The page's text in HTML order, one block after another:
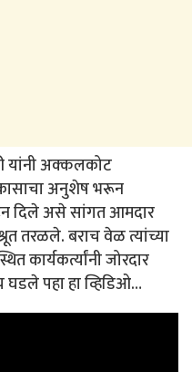
यांनी अक्कलकोट
अनुशेष भरून
दिले असे सांगत आमदार
तरळले. बराच वेळ त्यांच्या
कार्यकर्त्यांनी जोरदार
पहा हा व्हिडिओ…